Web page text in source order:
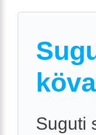
Suguti